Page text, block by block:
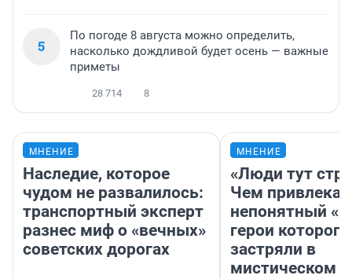
5
По погоде 8 августа можно определить,
насколько дождливой будет осень — важные
приметы
28 714 8
МНЕНИЕ
Наследие, которое
чудом не развалилось:
транспортный эксперт
разнес миф о «вечных»
советских дорогах
МНЕНИЕ
«Люди тут
Чем
непонятный
герои которого
застряли в
мистическом